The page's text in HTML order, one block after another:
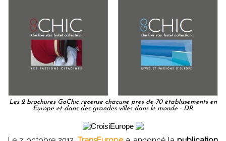
Les 2 brochures GoChic recense chacune près de 70 établissements en
Europe et dans des grandes villes dans le monde - DR